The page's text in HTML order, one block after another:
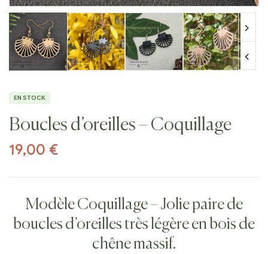
EN STOCK
Boucles d’oreilles – Coquillage
19,00 €
Modèle Coquillage – Jolie paire de
boucles d’oreilles très légère en bois de
chêne massif.